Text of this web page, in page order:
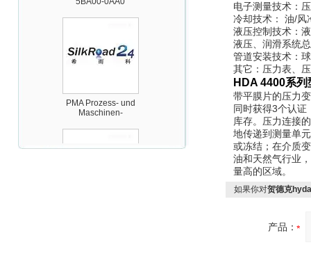
PMA Prozess- und
Maschinen-
Automation GmbH
电子测量技术：
冷却技术： 油/风
液压控制技术：
液压、润滑系统
管道安装技术：
其它：压力表、
HDA 4400系列
带平膜片的压力
同时获得3个认证
库存。压力连接
地传递到测量单
或冻结；在介质
油和天然气行业
量高的区域。
如果你对贺德克
产品：